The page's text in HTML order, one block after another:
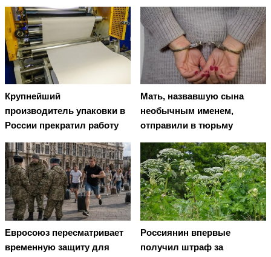
Крупнейший
производитель упаковки в
России прекратил работу
Мать, назвавшую сына
необычным именем,
отправили в тюрьму
Евросоюз пересматривает
временную защиту для
Россиянин впервые
получил штраф за